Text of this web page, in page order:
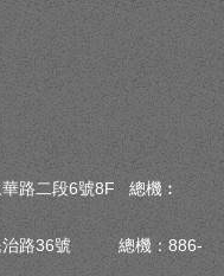
路二段6號8F 總機︰
民治路36號 總機：886-